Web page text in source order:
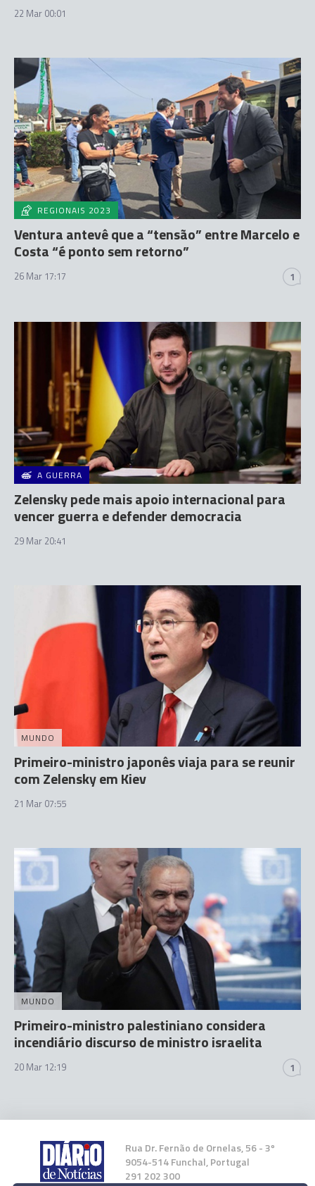
22 Mar 00:01
REGIONAIS 2023
Ventura antevê que a “tensão” entre Marcelo e
Costa “é ponto sem retorno”
26 Mar 17:17 1
A GUERRA
Zelensky pede mais apoio internacional para
vencer guerra e defender democracia
29 Mar 20:41
MUNDO
Primeiro-ministro japonês viaja para se reunir
com Zelensky em Kiev
21 Mar 07:55
MUNDO
Primeiro-ministro palestiniano considera
incendiário discurso de ministro israelita
20 Mar 12:19 1
Rua Dr. Fernão de Ornelas, 56 - 3º
9054-514 Funchal, Portugal
291 202 300